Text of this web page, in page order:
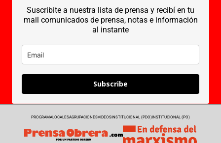
Suscribite a nuestra lista de prensa y recibí en tu
mail comunicados de prensa, notas e información
al instante
Subscribe
PROGRAMALOCALESAGRUPACIONESVIDEOSINSTITUCIONAL (PDO)INSTITUCIONAL (PO)